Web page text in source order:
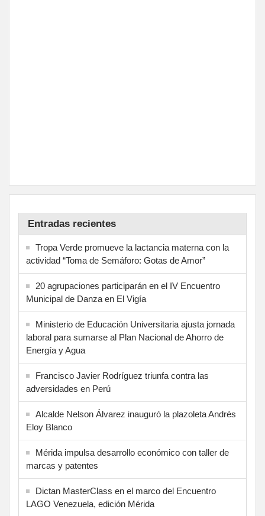
Entradas recientes
Tropa Verde promueve la lactancia materna con la
actividad “Toma de Semáforo: Gotas de Amor”
20 agrupaciones participarán en el IV Encuentro
Municipal de Danza en El Vigía
Ministerio de Educación Universitaria ajusta jornada
laboral para sumarse al Plan Nacional de Ahorro de
Energía y Agua
Francisco Javier Rodríguez triunfa contra las
adversidades en Perú
Alcalde Nelson Álvarez inauguró la plazoleta Andrés
Eloy Blanco
Mérida impulsa desarrollo económico con taller de
marcas y patentes
Dictan MasterClass en el marco del Encuentro
LAGO Venezuela, edición Mérida